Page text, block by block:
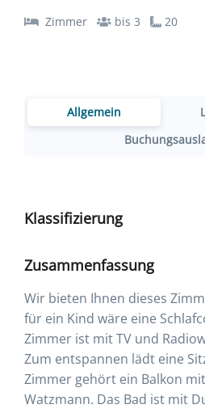
Zimmer bis 3 20
Allgemein
Klassifizierung
Zusammenfassung
Wir bieten Ihnen dieses
für ein Kind wäre eine
Zimmer ist mit TV und
Zum entspannen lädt eine
Zimmer gehört ein Balkon
Watzmann. Das Bad ist mit